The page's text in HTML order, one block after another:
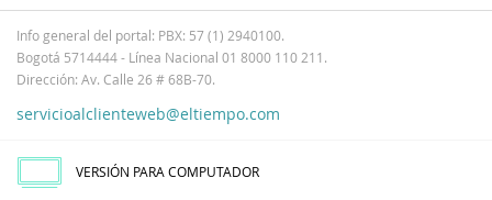
Info general del portal: PBX: 57 (1) 2940100.
Bogotá 5714444 - Línea Nacional 01 8000 110 211.
Dirección: Av. Calle 26 # 68B-70.
servicioalclienteweb@eltiempo.com
VERSIÓN PARA COMPUTADOR